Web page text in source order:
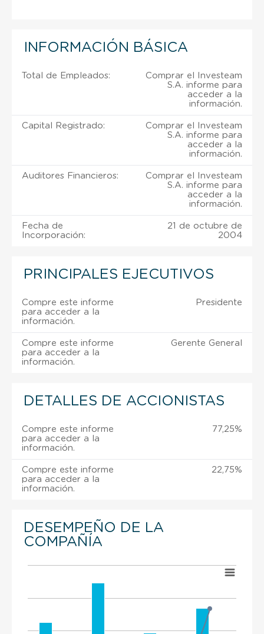
INFORMACIÓN BÁSICA
Total de Empleados:
Comprar el Investeam
S.A. informe para
acceder a la
información.
Capital Registrado:
Comprar el Investeam
S.A. informe para
acceder a la
información.
Auditores Financieros:
Comprar el Investeam
S.A. informe para
acceder a la
información.
Fecha de
Incorporación:
21 de octubre de
2004
PRINCIPALES EJECUTIVOS
Compre este informe
para acceder a la
información.
Presidente
Compre este informe
para acceder a la
información.
Gerente General
DETALLES DE ACCIONISTAS
Compre este informe
para acceder a la
información.
77,25%
Compre este informe
para acceder a la
información.
22,75%
DESEMPEÑO DE LA
COMPAÑÍA